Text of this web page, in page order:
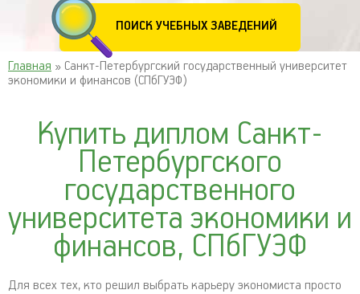
ПОИСК УЧЕБНЫХ ЗАВЕДЕНИЙ
Главная » Санкт-Петербургский государственный университет
экономики и финансов (СПбГУЭФ)
Купить диплом Санкт-
Петербургского
государственного
университета экономики и
финансов, СПбГУЭФ
Для всех тех, кто решил выбрать карьеру экономиста просто